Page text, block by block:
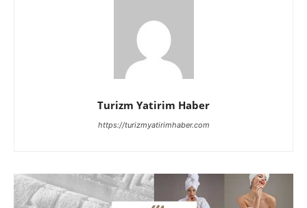
Turizm Yatirim Haber
https://turizmyatirimhaber.com